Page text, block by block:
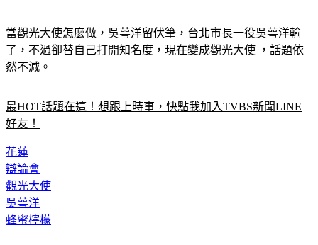
當觀光大使怎麼做，吳萼洋留伏筆，台北市長一役吳萼洋輸
了，不過卻替自己打開知名度，現在變成觀光大使 ，話題依
然不減。
最HOT話題在這！想跟上時事，快點我加入TVBS新聞LINE
好友！
花蓮
辯論會
觀光大使
吳萼洋
蜂蜜檸檬